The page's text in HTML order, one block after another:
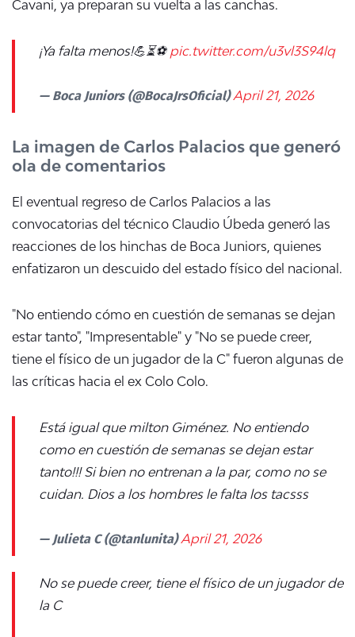
Cavani, ya preparan su vuelta a las canchas.
¡Ya falta menos!💪⏳️⚽️ pic.twitter.com/u3vl3S94lq
— Boca Juniors (@BocaJrsOficial)April 21, 2026
La imagen de Carlos Palacios que generó
ola de comentarios
El eventual regreso de Carlos Palacios a las
convocatorias del técnico Claudio Úbeda generó las
reacciones de los hinchas de Boca Juniors, quienes
enfatizaron un descuido del estado físico del nacional.
"No entiendo cómo en cuestión de semanas se dejan
estar tanto", "Impresentable" y "No se puede creer,
tiene el físico de un jugador de la C" fueron algunas de
las críticas hacia el ex Colo Colo.
Está igual que milton Giménez. No entiendo
como en cuestión de semanas se dejan estar
tanto!!! Si bien no entrenan a la par, como no se
cuidan. Dios a los hombres le falta los tacsss
— Julieta C (@tanlunita)April 21, 2026
No se puede creer, tiene el físico de un jugador de
la C